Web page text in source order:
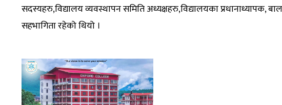
सदस्यहरु,विद्यालय व्यवस्थापन समिति अध्यक्षहरु,विद्यालयका प्रधानाध्यापक,
सहभागिता रहेको थियो ।